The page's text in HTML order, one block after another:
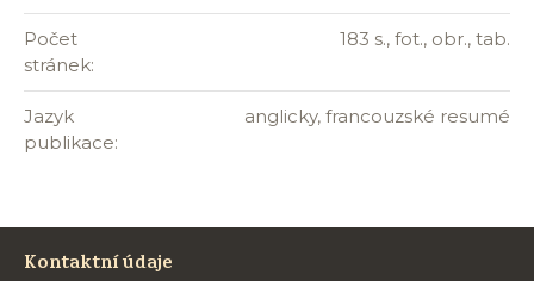
Počet
stránek:
183 s., fot., obr., tab.
Jazyk
publikace:
anglicky, francouzské resumé
Kontaktní údaje